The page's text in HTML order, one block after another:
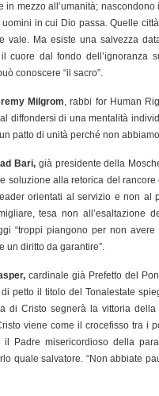
in mezzo all’umanità;
uomini in cui Dio passa. Quelle
vale. Ma esiste una salvezza
cuore dal fondo dell’ignoranza
conoscere “il sacro”.
Milgrom, rabbi for Human
al diffondersi di una mentalità
patto di unità perché non
Bari,già presidente della
soluzione alla retorica del
orientati al servizio e non al
tesa non all’esaltazione
“troppi piangono per non
un diritto da garantire”.
cardinale già Prefetto del
di petto il titolo del Tonalestate
di Cristo segnerà la vittoria
viene come il crocefisso tra i
il Padre misericordioso della
quale salvatore. “Non abbiate